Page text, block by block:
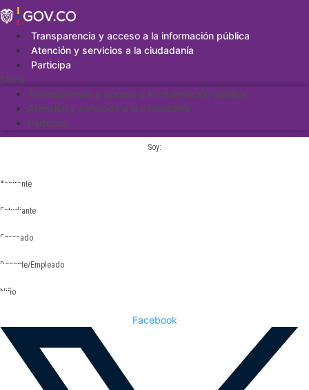
Saltar
al
contenidoTransparencia y acceso a la información pública
Atención y servicios a la ciudadanía
Participa
Menu
Transparencia y acceso a la información pública
Atención y servicios a la ciudadanía
Participa
Soy:
Aspirante
Estudiante
Egresado
Docente/Empleado
Niño
Facebook